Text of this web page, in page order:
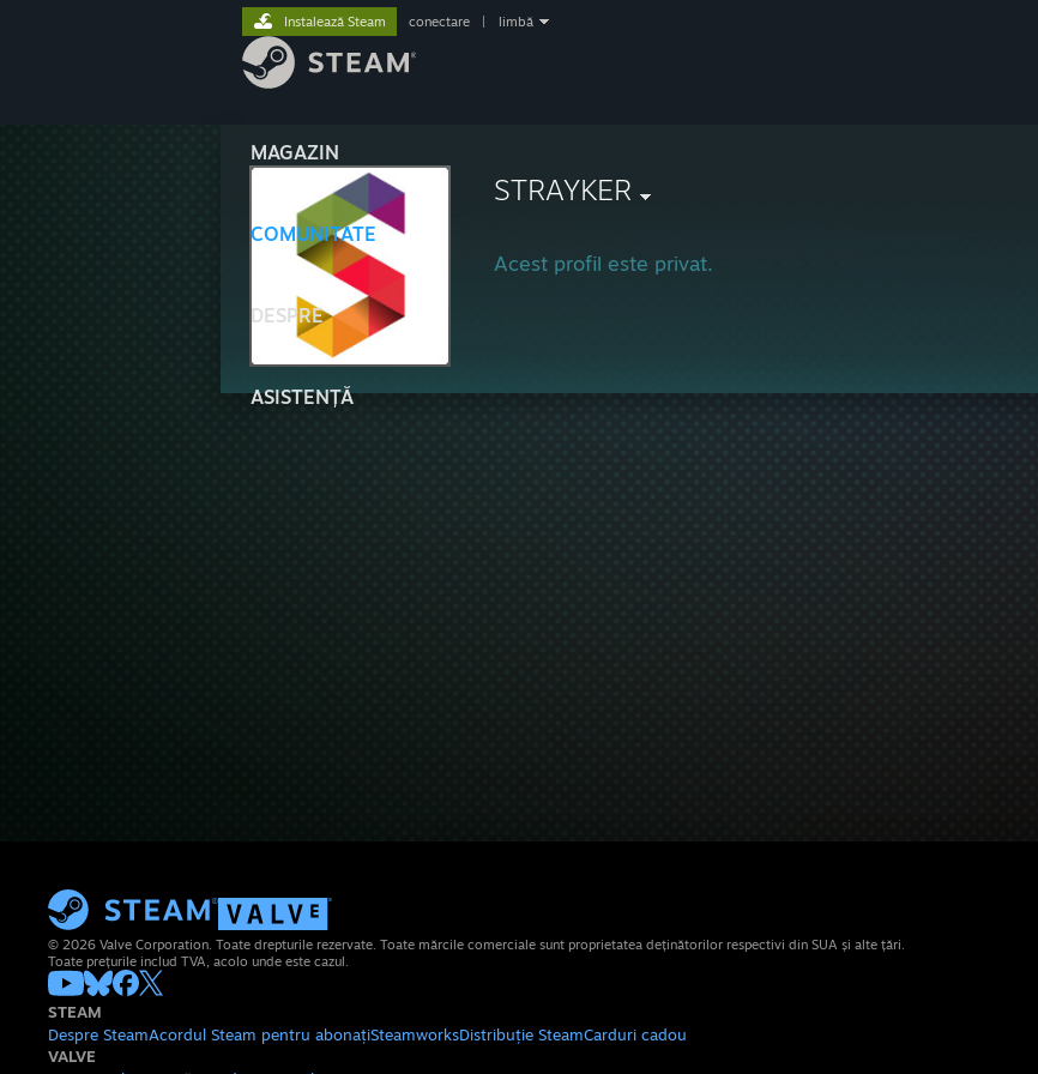
MAGAZIN
COMUNITATE
DESPRE
ASISTENȚĂ
Instalează Steam conectare limbă
STRAYKER
Acest profil este privat.
© 2026 Valve Corporation. Toate drepturile rezervate. Toate mărcile comerciale sunt proprietatea deținătorilor respectivi din SUA și alte țări.
Toate prețurile includ TVA, acolo unde este cazul.
STEAM
Despre SteamAcordul Steam pentru abonațiSteamworksDistribuție SteamCarduri cadou
VALVE